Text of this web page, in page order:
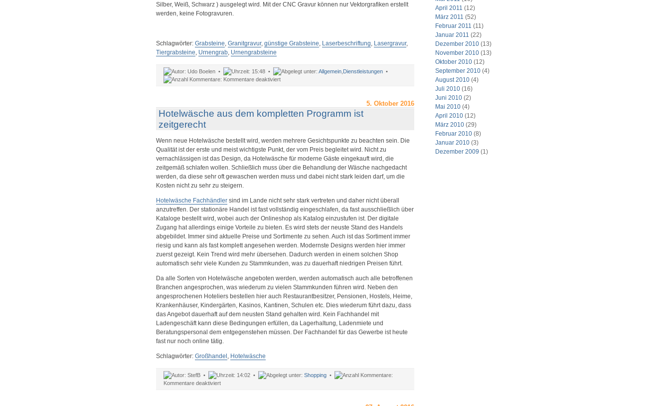
April 2011 (12)
März 2011 (52)
Februar 2011 (11)
Januar 2011 (22)
Dezember 2010(13)
November 2010(13)
Oktober 2010(12)
September 2010(4)
August 2010(4)
Juli 2010(16)
Juni 2010(2)
Mai 2010(4)
April 2010(12)
März 2010(29)
Februar 2010(8)
Januar 2010(3)
Dezember 2009 (1)
Silber, Weiß, Schwarz ) ausgelegt wird. Mit der CNC Gravur können nur Vektorgrafiken erstellt
werden, keine Fotogravuren.
Schlagwörter: Grabsteine, Granitgravur, günstige Grabsteine, Laserbeschriftung, Lasergravur,
Tiergrabsteine, Urnengrab, Urnengrabsteine
Udo Boelen • 15:48 • Allgemein, Dienstleistungen•
Kommentare deaktiviertfür
Lasergravur
5. Oktober 2016
Hotelwäsche aus dem kompletten Programm ist
zeitgerecht
Wenn neue Hotelwäsche bestellt wird, werden mehrere Gesichtspunkte zu beachten sein. Die
Qualität ist der erste und meist wichtigste Punkt, der vom Preis begleitet wird. Nicht zu
vernachlässigen ist das Design, da Hotelwäsche für moderne Gäste eingekauft wird, die
zeitgemäß schlafen wollen. Schließlich muss über die Behandlung der Wäsche nachgedacht
werden, da diese sehr oft gewaschen werden muss und dabei nicht stark leiden darf, um die
Kosten nicht zu sehr zu steigern.
Hotelwäsche Fachhändlersind im Lande nicht sehr stark vertreten und daher nicht überall
anzutreffen. Der stationäre Handel ist fast vollständig eingeschlafen, da fast ausschließlich über
Kataloge bestellt wird, wobei auch der Onlineshop als Katalog einzustufen ist. Der digitale
Zugang hat allerdings einige Vorteile zu bieten. Es wird stets der neuste Stand des Handels
abgebildet. Immer sind aktuelle Preise und Sortimente zu sehen. Auch ist das Sortiment immer
riesig und kann als fast komplett angesehen werden. Modernste Designs werden hier immer
zuerst gezeigt. Kein Trend wird mehr übersehen. Dadurch werden in einem solchen Shop
automatisch sehr viele Kunden zu Stammkunden, was zu dauerhaft niedrigen Preisen führt.
Da alle Sorten von Hotelwäsche angeboten werden, werden automatisch auch alle betroffenen
Branchen angesprochen, was wiederum zu vielen Stammkunden führen wird. Neben den
angesprochenen Hoteliers bestellen hier auch Restaurantbesitzer, Pensionen, Hostels, Heime,
Krankenhäuser, Kindergärten, Kasinos, Kantinen, Schulen etc. Dies wiederum führt dazu, dass
das Angebot dauerhaft auf dem neusten Stand gehalten wird. Kein Fachhandel mit
Ladengeschäft kann diese Bedingungen erfüllen, da Lagerhaltung, Ladenmiete und
Beratungspersonal dem entgegenstehen müssen. Der Fachhandel für das Gewerbe ist heute
fast nur noch online tätig.
Schlagwörter: Großhandel , Hotelwäsche
StefB • 14:02 • Shopping•
Kommentare deaktiviertfür